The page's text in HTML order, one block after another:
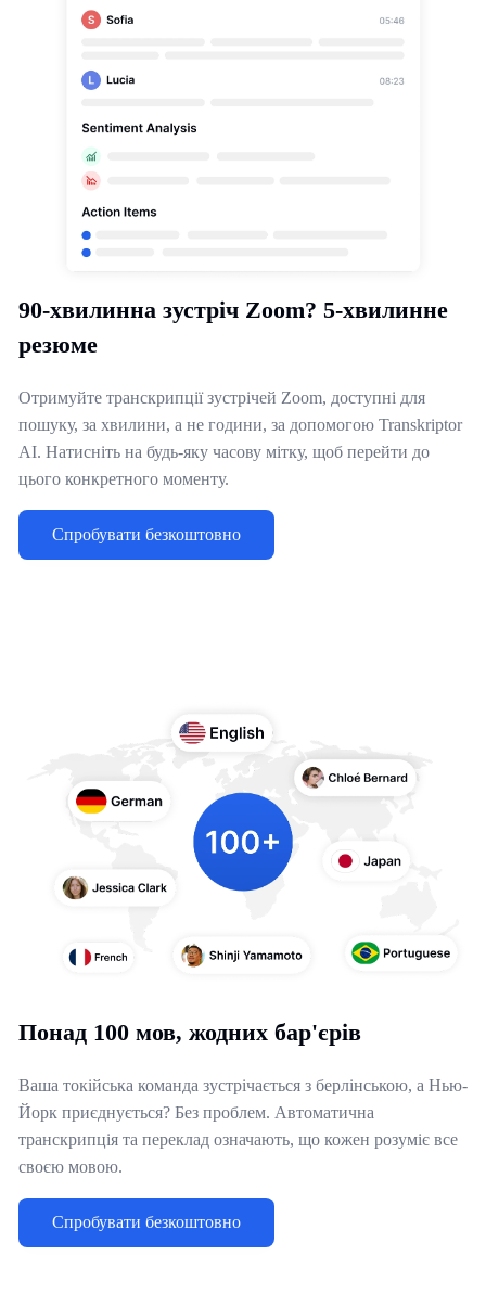
90-хвилинна зустріч Zoom? 5-хвилинне
резюме
Отримуйте транскрипції зустрічей Zoom, доступні для
пошуку, за хвилини, а не години, за допомогою Transkriptor
AI. Натисніть на будь-яку часову мітку, щоб перейти до
цього конкретного моменту.
Спробувати безкоштовно
Понад 100 мов, жодних бар'єрів
Ваша токійська команда зустрічається з берлінською, а Нью-
Йорк приєднується? Без проблем. Автоматична
транскрипція та переклад означають, що кожен розуміє все
своєю мовою.
Спробувати безкоштовно